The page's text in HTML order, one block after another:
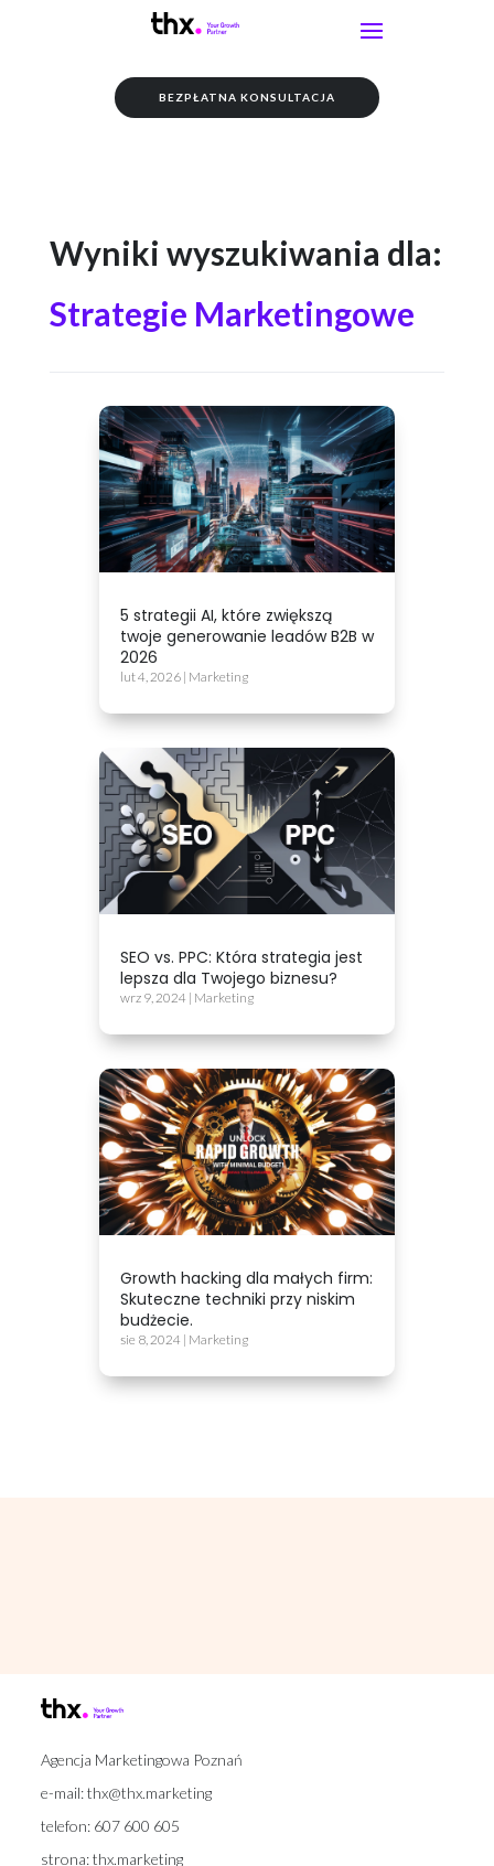
BEZPŁATNA KONSULTACJA
Wyniki wyszukiwania dla:
Strategie Marketingowe
5 strategii AI, które zwiększą
twoje generowanie leadów B2B w
2026
lut 4, 2026| Marketing
SEO vs. PPC: Która strategia jest
lepsza dla Twojego biznesu?
wrz 9, 2024 | Marketing
Growth hacking dla małych firm:
Skuteczne techniki przy niskim
budżecie.
sie 8, 2024 | Marketing
Agencja Marketingowa Poznań
e-mail:thx@thx.marketing
telefon: 607 600 605
strona:thx.marketing